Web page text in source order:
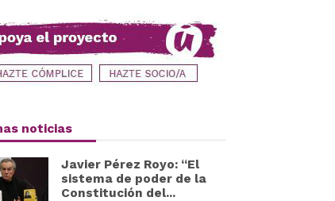
noticias
Javier Pérez Royo: “El
sistema de poder de la
Constitución del...